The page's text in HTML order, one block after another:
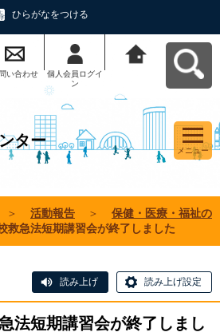
ひらがなをつける
い合わせ
個人会員ログイ
ン
ター
メニュー
＞ 活動報告 ＞
保健・医療・福祉の
救急法短期講習会が終了しました
読み上げ 読み上げ設定
法短期講習会が終了しまし